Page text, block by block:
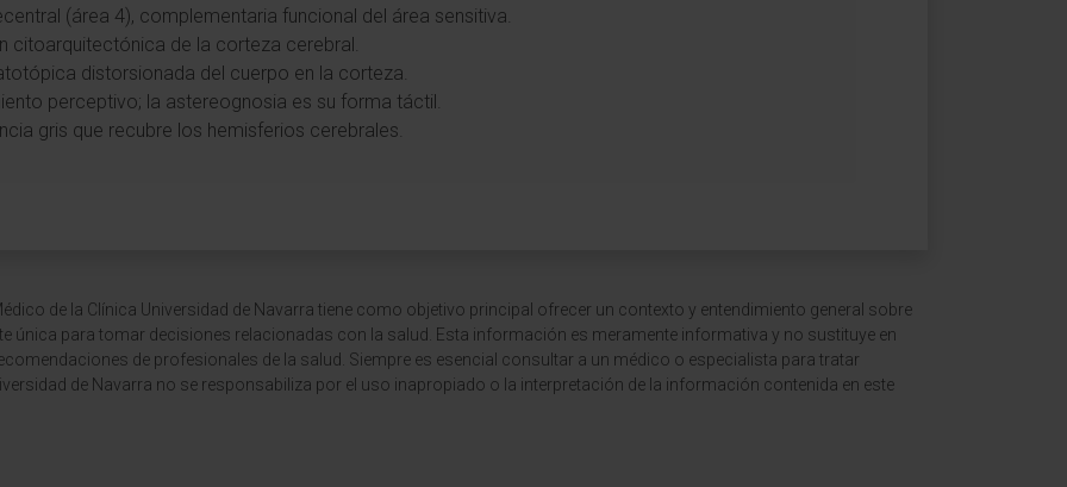
(área 4), complementaria funcional del área sensitiva.
citoarquitectónica de la corteza cerebral.
distorsionada del cuerpo en la corteza.
perceptivo; la astereognosia es su forma táctil.
gris que recubre los hemisferios cerebrales.
de la Clínica Universidad de Navarra tiene como objetivo principal ofrecer un contexto y entendimiento general sobre
única para tomar decisiones relacionadas con la salud. Esta información es meramente informativa y no sustituye en
de profesionales de la salud. Siempre es esencial consultar a un médico o especialista para tratar
de Navarra no se responsabiliza por el uso inapropiado o la interpretación de la información contenida en este